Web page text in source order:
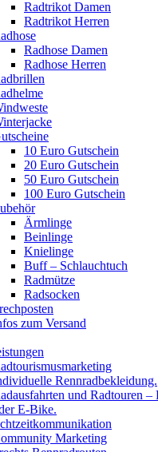
Radtrikot Damen
Radtrikot Herren
Radhose Damen
Radhose Herren
10 Euro Gutschein
20 Euro Gutschein
50 Euro Gutschein
100 Euro Gutschein
Ärmlinge
Beinlinge
Knielinge
Buff – Schlauchtuch
Radmütze
Radsocken
zum Versand
Rennradbekleidung.
und Radtouren
E-Bike.
Marketing